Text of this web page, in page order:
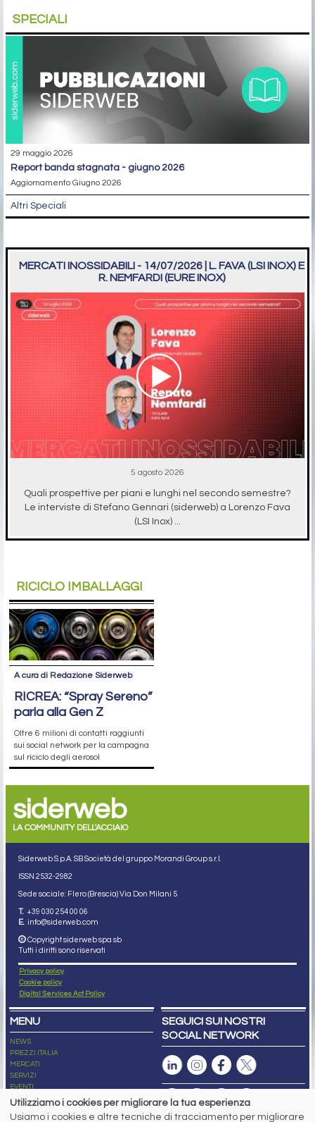
SPECIALI
29 maggio 2026
report banda stagnata - giugno 2026
Aggiornamento Giugno 2026
Altri Speciali
MERCATI INOSSIDABILI - 14/07/2026 | L. FAVA (LSI INOX) E
R. NEMFARDI (EURE INOX)
5 agosto 2026
Quali prospettive per piani e lunghi nel secondo semestre?
Le interviste di Stefano Gennari (siderweb) a Lorenzo Fava
(LSI Inox) ...
RICICLO IMBALLAGGI
A cura di Redazione Siderweb
RICREA: “Spray Sereno”
parla alla Gen Z
Oltre 6 milioni di contatti raggiunti
sui social network per la campagna
sul riciclo degli aerosol
siderweb
LA COMMUNITY DELL'ACCIAIO
Siderweb S.p.A. SB Società del gruppo Morandi Group s.r.l.
ISSN 2532-2982
Sede sociale: Flero (Brescia) Via Don Milani 5
T. +39 030 254 00 06
E. info@siderweb.com
Copyright siderweb spa sb
Tutti i diritti sono riservati
Privacy policy
Cookie policy
Digital Services Act Policy
MENU
NEWS
PREZZI ITALIA
MERCATI
SERVIZI
EVENTI
ABBONAMENTI
SEGUICI SUI NOSTRI
SOCIAL NETWORK
Utilizziamo i cookies per migliorare la tua esperienza
Usiamo i cookies e altre tecniche di tracciamento per migliorare